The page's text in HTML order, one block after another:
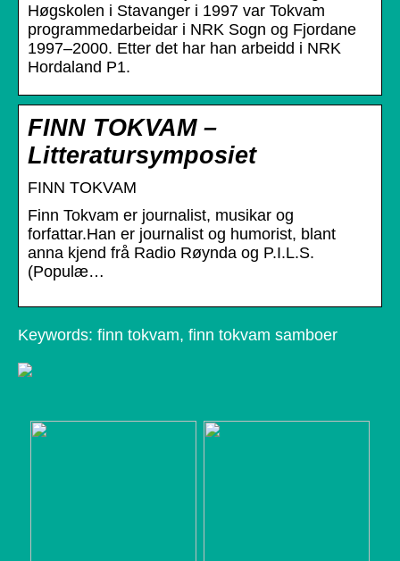
Høgskolen i Stavanger i 1997 var Tokvam
programmedarbeidar i NRK Sogn og Fjordane
1997–2000. Etter det har han arbeidd i NRK
Hordaland P1.
FINN TOKVAM –
Litteratursymposiet
FINN TOKVAM
Finn Tokvam er journalist, musikar og
forfattar.Han er journalist og humorist, blant
anna kjend frå Radio Røynda og P.I.L.S.
(Populæ…
Keywords: finn tokvam, finn tokvam samboer